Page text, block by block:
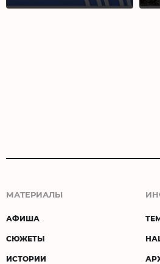
МАТЕРИАЛЫ
АФИША
СЮЖЕТЫ
ИСТОРИИ